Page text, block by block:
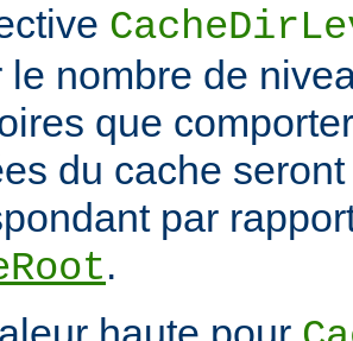
le nombre de
que
du cache
par
.